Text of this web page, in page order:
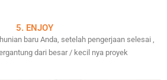
5. ENJOY
baru Anda, setelah pengerjaan selesai ,
dari besar / kecil nya proyek